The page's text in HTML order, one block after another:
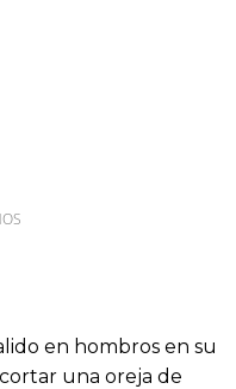
en hombros en su
una oreja de